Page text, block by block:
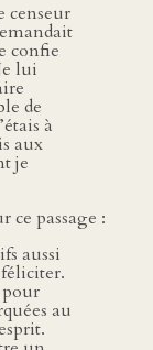
censeur
confie
lui
de
à
aux
je
ce passage :
aussi
au